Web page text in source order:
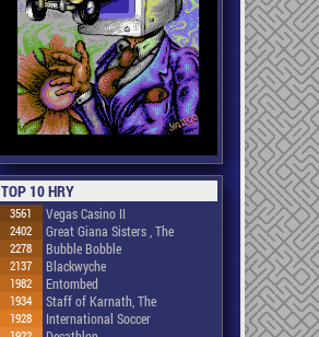
TOP 10 HRY
3561 Vegas Casino II
2402 Great Giana Sisters , The
2278 Bubble Bobble
2137 Blackwyche
1982 Entombed
1934 Staff of Karnath, The
1928 International Soccer